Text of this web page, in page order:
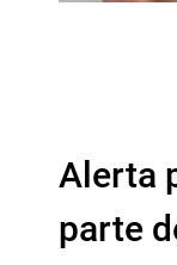
Alerta
parte